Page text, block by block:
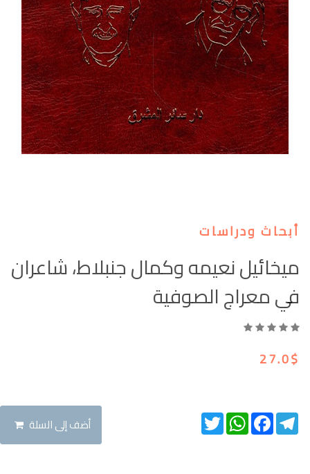
أبحاث ودراسات
ميخائيل نعيمه وكمال جنبلاط، شاعران
في معراج الصوفية
27.0$
أضف إلى السلة Twitter
WhatsAppFacebookTelegram